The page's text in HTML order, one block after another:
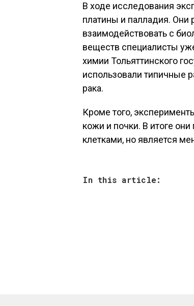
В ходе исследования
платины и палладия. Они
взаимодействовать с
веществ специалисты
химии Тольяттинского
использовали типичные
рака.
Кроме того,
кожи и почки. В итоге
клетками, но является
In this article: